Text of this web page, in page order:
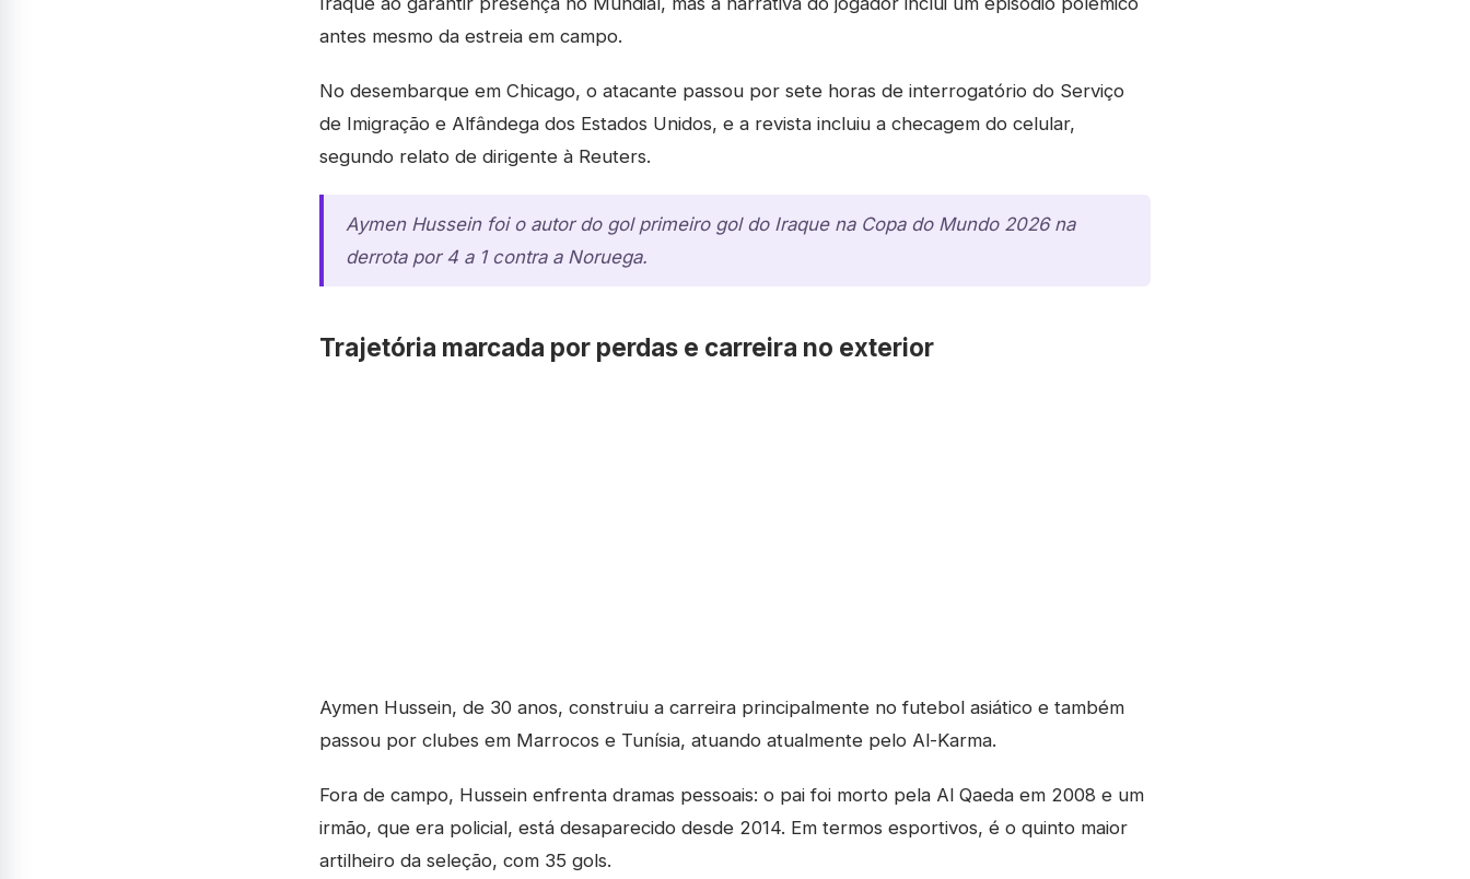
antes mesmo da estreia em campo.
No desembarque em Chicago, o atacante passou por sete horas de interrogatório do Serviço
de Imigração e Alfândega dos Estados Unidos, e a revista incluiu a checagem do celular,
segundo relato de dirigente à Reuters.
Aymen Hussein foi o autor do gol primeiro gol do Iraque na Copa do Mundo 2026 na
derrota por 4 a 1 contra a Noruega.
Trajetória marcada por perdas e carreira no exterior
Aymen Hussein, de 30 anos, construiu a carreira principalmente no futebol asiático e também
passou por clubes em Marrocos e Tunísia, atuando atualmente pelo Al-Karma.
Fora de campo, Hussein enfrenta dramas pessoais: o pai foi morto pela Al Qaeda em 2008 e um
irmão, que era policial, está desaparecido desde 2014. Em termos esportivos, é o quinto maior
artilheiro da seleção, com 35 gols.